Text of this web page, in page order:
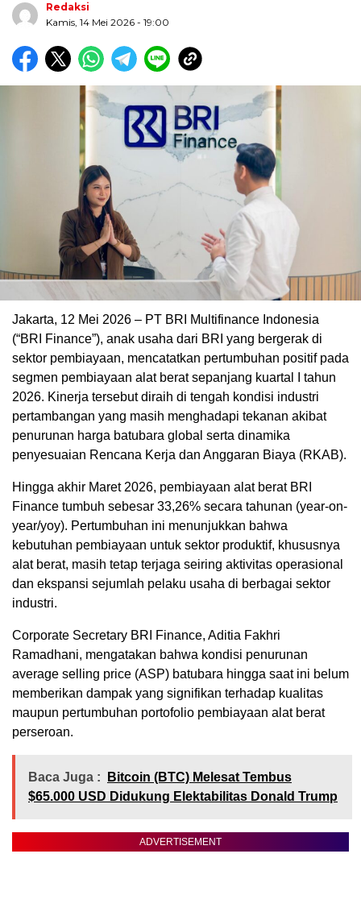
Redaksi
Kamis, 14 Mei 2026 - 19:00
Jakarta, 12 Mei 2026 – PT BRI Multifinance Indonesia
(“BRI Finance”), anak usaha dari BRI yang bergerak di
sektor pembiayaan, mencatatkan pertumbuhan positif pada
segmen pembiayaan alat berat sepanjang kuartal I tahun
2026. Kinerja tersebut diraih di tengah kondisi industri
pertambangan yang masih menghadapi tekanan akibat
penurunan harga batubara global serta dinamika
penyesuaian Rencana Kerja dan Anggaran Biaya (RKAB).
Hingga akhir Maret 2026, pembiayaan alat berat BRI
Finance tumbuh sebesar 33,26% secara tahunan (year-on-
year/yoy). Pertumbuhan ini menunjukkan bahwa
kebutuhan pembiayaan untuk sektor produktif, khususnya
alat berat, masih tetap terjaga seiring aktivitas operasional
dan ekspansi sejumlah pelaku usaha di berbagai sektor
industri.
Corporate Secretary BRI Finance, Aditia Fakhri
Ramadhani, mengatakan bahwa kondisi penurunan
average selling price (ASP) batubara hingga saat ini belum
memberikan dampak yang signifikan terhadap kualitas
maupun pertumbuhan portofolio pembiayaan alat berat
perseroan.
Baca Juga :
Bitcoin (BTC) Melesat Tembus
$65.000 USD Didukung Elektabilitas Donald Trump
ADVERTISEMENT